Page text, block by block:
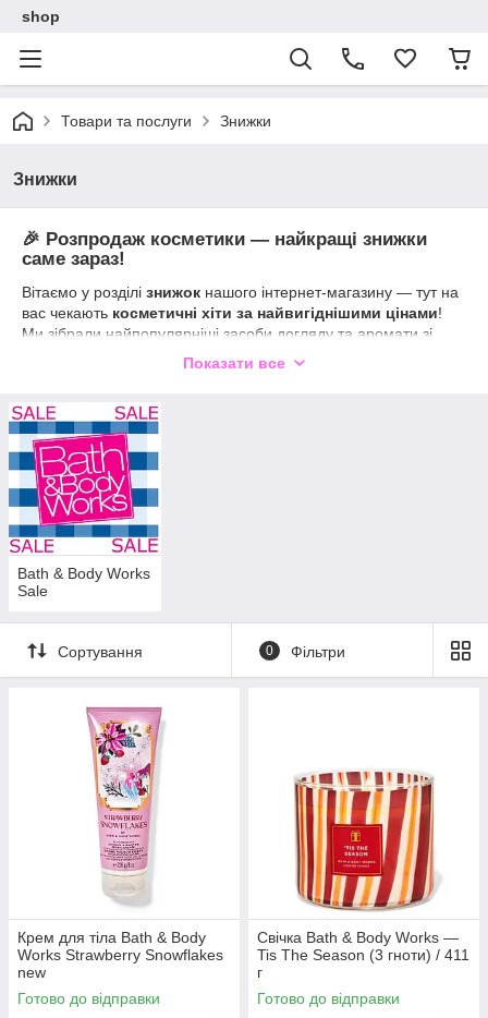
shop
Товари та послуги Знижки
Знижки
🎉 Розпродаж косметики — найкращі знижки
саме зараз!
Вітаємо у розділі знижок нашого інтернет-магазину — тут на
вас чекають косметичні хіти за найвигіднішими цінами!
Ми зібрали найпопулярніші засоби догляду та аромати зі
знижками, щоб ви могли побалувати себе без зайвих витрат.
Знижки напарфумовані спреї для тіла
Акції на
зволожуючі креми, лосьйони та гелі для
душу
Розпродаж продукції
Works, The Body Shop
Обмежені серії та сезонні пропозиції
💸 Пропозиції оновлюються регулярно — не проґав свій шанс
замовити улюблену косметику за суперціною!
Показати все
Bath & Body Works
Sale
Сортування 0 Фільтри
Крем для тіла Bath & Body
Works Strawberry Snowflakes
new
Готово до відправки
Свічка Bath & Body Works —
Tis The Season (3 гноти) / 411
г
Готово до відправки